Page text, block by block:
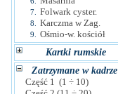
7. Folwark cyster.
8. Karczma w Zag.
9.
Ośmio-w. kościół
Kartki rumskie
Zatrzymane w kadrze
Część 1 (1 ÷ 10)